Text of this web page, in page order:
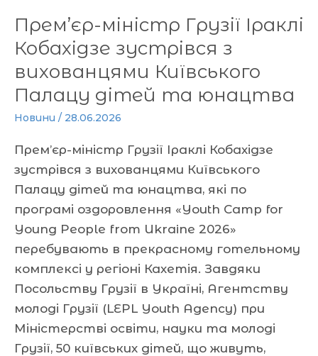
Прем’єр-міністр Грузії Іраклі
Кобахідзе зустрівся з
вихованцями Київського
Палацу дітей та юнацтва
Новини / 28.06.2026
Прем’єр-міністр Грузії Іраклі Кобахідзе
зустрівся з вихованцями Київського
Палацу дітей та юнацтва, які по
програмі оздоровлення «Youth Camp for
Young People from Ukraine 2026»
перебувають в прекрасному готельному
комплексі у регіоні Кахетія. Завдяки
Посольству Грузії в Україні, Агентству
молоді Грузії (LEPL Youth Agency) при
Міністерстві освіти, науки та молоді
Грузії, 50 київських дітей, що живуть,
та
юнацтва